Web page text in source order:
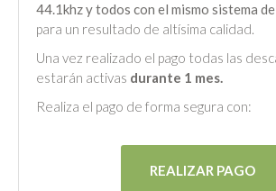
44.1khz y todos con el mismo sistema
para un resultado de altísima calidad.
Una vez realizado el pago todas las
estarán activas durante 1 mes.
Realiza el pago de forma segura con:
REALIZAR PAGO